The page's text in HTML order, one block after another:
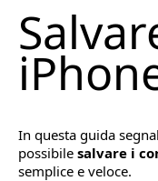
In questa guida
possibile salvare i
semplice e veloce.